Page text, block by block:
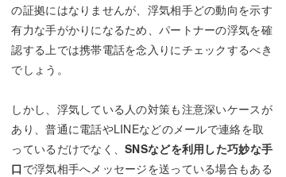
の証拠にはなりませんが、浮気相手どの動向を示す
有力な手がかりになるため、パートナーの浮気を確
認する上では携帯電話を念入りにチェックするべき
でしょう。
しかし、浮気している人の対策も注意深いケースが
あり、普通に電話やLINEなどのメールで連絡を取
っているだけでなく、SNSなどを利用した巧妙な手
口で浮気相手へメッセージを送っている場合もある